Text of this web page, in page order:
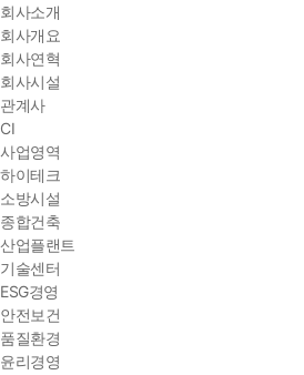
회사소개
회사개요
회사연혁
회사시설
관계사
CI
사업영역
하이테크
소방시설
종합건축
산업플랜트
기술센터
ESG경영
안전보건
품질환경
윤리경영